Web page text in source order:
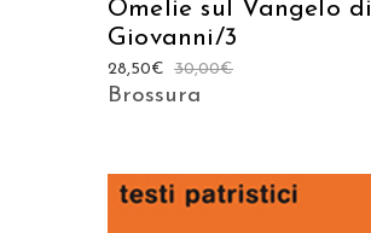
Omelie sul Vangelo di
Giovanni/3
30,00€
28,50€
Brossura